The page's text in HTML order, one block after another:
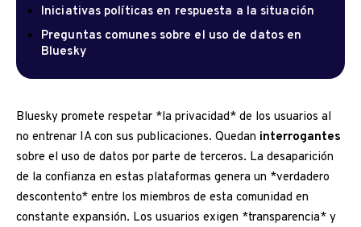
Iniciativas políticas en respuesta a la situación
Preguntas comunes sobre el uso de datos en
Bluesky
Bluesky promete respetar *la privacidad* de los usuarios al
no entrenar IA con sus publicaciones. Quedan interrogantes
sobre el uso de datos por parte de terceros. La desaparición
de la confianza en estas plataformas genera un *verdadero
descontento* entre los miembros de esta comunidad en
constante expansión. Los usuarios exigen *transparencia* y